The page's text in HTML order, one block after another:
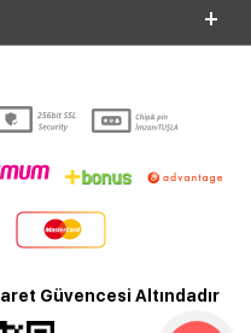
Güvencesi Altındadır